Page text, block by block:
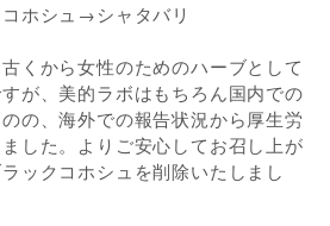
コホシュ→シャタバリ
くから女性のためのハーブとして
が、美的ラボはもちろん国内での
の、海外での報告状況から厚生労
した。よりご安心してお召し上が
ックコホシュを削除いたしまし